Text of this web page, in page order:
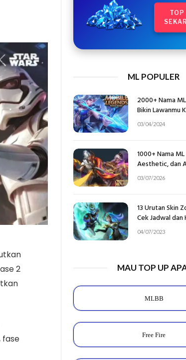
2
fase
TOP
ML POPULER
2000+ Nama
Bikin Lawanmu
03/04/2024
1000+ Nama
Aesthetic, dan
03/07/2026
13 Urutan Skin
Cek Jadwal dan
04/07/2023
MAU TOP UP
MLBB
Free Fire